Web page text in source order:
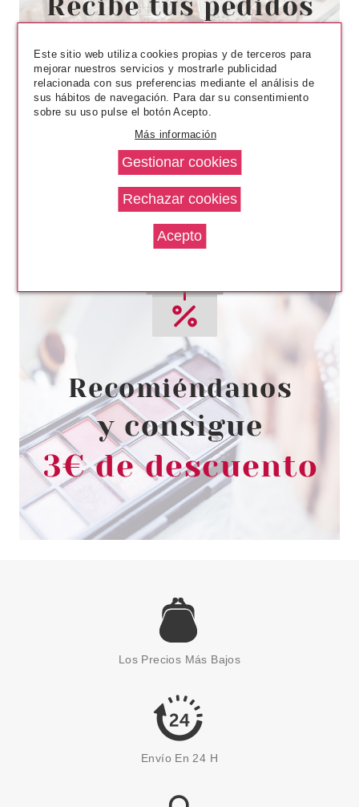
BONDI SANDS BODY LOCION
PROTECCION SOLAR SPF30+
-36% 8.90€
BABARIA
BABARIA LECHE PROTECTORA
SOLAR ALOE VERA SPF 40 200
desde
7.50€
BABARIA
BABARIA LECHE PROTECTORA
SOLAR ALOE VERA SPF30
100ML
4.99€
Los Precios Más Bajos
Envío En 24 H
Este sitio web utiliza cookies propias y de terceros para
mejorar nuestros servicios y mostrarle publicidad
relacionada con sus preferencias mediante el análisis de
sus hábitos de navegación. Para dar su consentimiento
sobre su uso pulse el botón Acepto.
Más información